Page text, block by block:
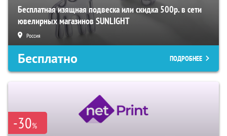
Бесплатная изящная подвеска или скидка 500р. в сети
ювелирных магазинов SUNLIGHT
Россия
Бесплатно ПОДРОБНЕЕ
-30%